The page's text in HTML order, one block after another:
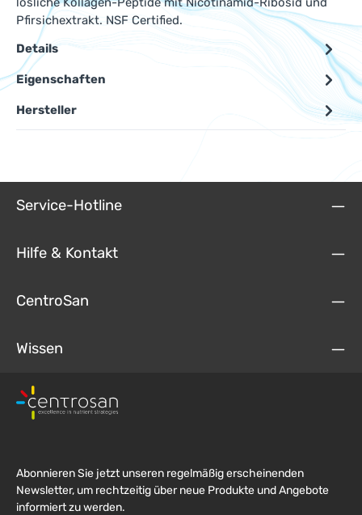
Pfirsichextrakt. NSF Certified.
Details
Eigenschaften
Hersteller
Service-Hotline
Hilfe & Kontakt
CentroSan
Wissen
Abonnieren Sie jetzt unseren regelmäßig erscheinenden
Newsletter, um rechtzeitig über neue Produkte und Angebote
informiert zu werden.